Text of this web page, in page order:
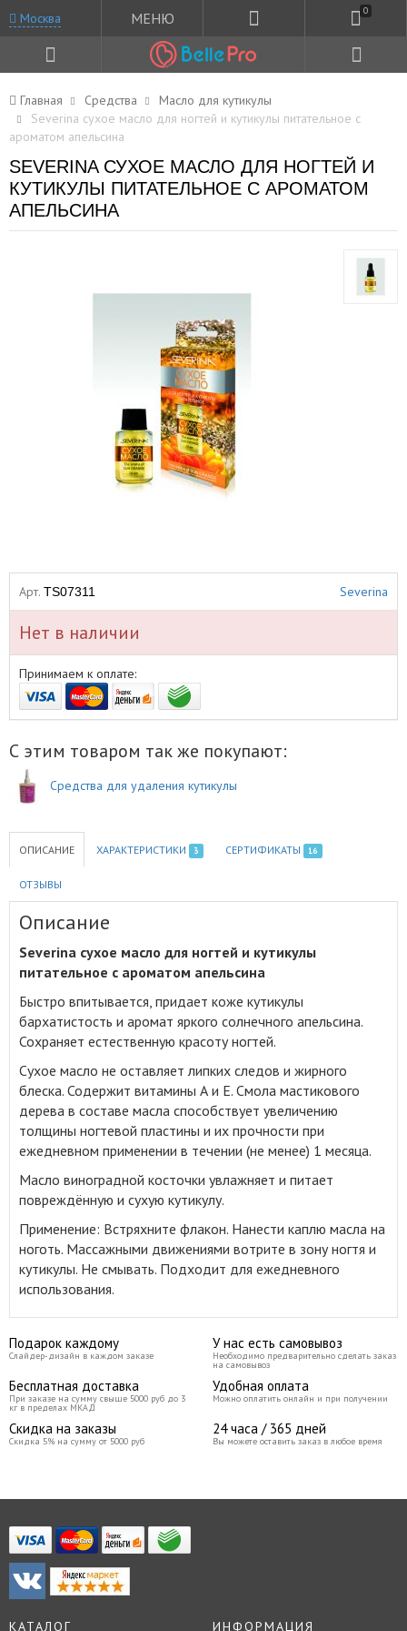
Москва МЕНЮ 0
Главная Средства
Масло для кутикулы
Severina сухое масло для ногтей и кутикулы питательное с
ароматом апельсина
SEVERINA СУХОЕ МАСЛО ДЛЯ НОГТЕЙ И
КУТИКУЛЫ ПИТАТЕЛЬНОЕ С АРОМАТОМ
АПЕЛЬСИНА
Арт. TS07311 Severina
Нет в наличии
Принимаем к оплате:
С этим товаром так же покупают:
Средства для удаления кутикулы
ОПИСАНИЕ ХАРАКТЕРИСТИКИ 3 СЕРТИФИКАТЫ 16
ОТЗЫВЫ
Описание
Severina сухое масло для ногтей и кутикулы
питательное с ароматом апельсина
Быстро впитывается, придает коже кутикулы
бархатистость и аромат яркого солнечного апельсина.
Сохраняет естественную красоту ногтей.
Сухое масло не оставляет липких следов и жирного
блеска. Содержит витамины А и Е. Смола мастикового
дерева в составе масла способствует увеличению
толщины ногтевой пластины и их прочности при
ежедневном применении в течении (не менее) 1 месяца.
Масло виноградной косточки увлажняет и питает
повреждённую и сухую кутикулу.
Применение: Встряхните флакон. Нанести каплю масла на
ноготь. Массажными движениями вотрите в зону ногтя и
кутикулы. Не смывать. Подходит для ежедневного
использования.
Подарок каждому
Слайдер-дизайн в каждом заказе
У нас есть самовывоз
Необходимо предварительно сделать заказ
на самовывоз
Бесплатная доставка
При заказе на сумму свыше 5000 руб до 3
кг в пределах МКАД
Удобная оплата
Можно оплатить онлайн и при получении
Скидка на заказы
Скидка 5% на сумму от 5000 руб
24 часа / 365 дней
Вы можете оставить заказ в любое время
КАТАЛОГ ИНФОРМАЦИЯ